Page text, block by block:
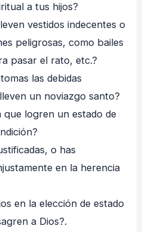
a tus hijos?
vestidos indecentes o
peligrosas, como bailes
pasar el rato, etc.?
las debidas
un noviazgo santo?
que logren un estado de
o has
en la herencia
en la elección de estado
a Dios?.